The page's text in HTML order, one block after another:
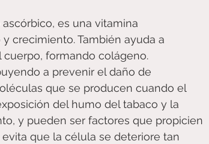
es una vitamina
crecimiento. También ayuda a
formando colágeno.
a prevenir el daño de
que se producen cuando el
del humo del tabaco y la
y pueden ser factores que propicien
evita que la célula se deteriore tan